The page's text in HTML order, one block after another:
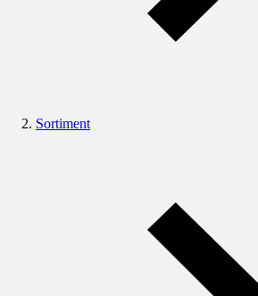
Sortiment